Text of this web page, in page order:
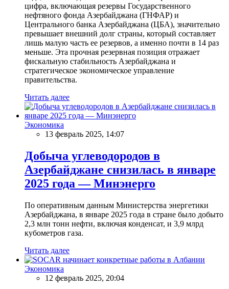
цифра, включающая резервы Государственного
нефтяного фонда Азербайджана (ГНФАР) и
Центрального банка Азербайджана (ЦБА), значительно
превышает внешний долг страны, который составляет
лишь малую часть ее резервов, а именно почти в 14 раз
меньше. Эта прочная резервная позиция отражает
фискальную стабильность Азербайджана и
стратегическое экономическое управление
правительства.
Читать далее
Экономика
13 февраль 2025, 14:07
Добыча углеводородов в
Азербайджане снизилась в январе
2025 года — Минэнерго
По оперативным данным Министерства энергетики
Азербайджана, в январе 2025 года в стране было добыто
2,3 млн тонн нефти, включая конденсат, и 3,9 млрд
кубометров газа.
Читать далее
Экономика
12 февраль 2025, 20:04